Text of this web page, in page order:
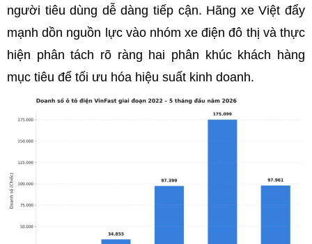
người tiêu dùng dễ dàng tiếp cận. Hãng xe Việt đẩy
mạnh dồn nguồn lực vào nhóm xe điện đô thị và thực
hiện phân tách rõ ràng hai phân khúc khách hàng
mục tiêu để tối ưu hóa hiệu suất kinh doanh.